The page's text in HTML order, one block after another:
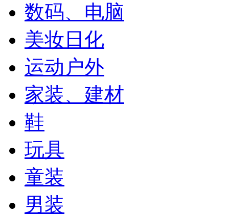
数码、电脑
美妆日化
运动户外
家装、建材
鞋
玩具
童装
男装